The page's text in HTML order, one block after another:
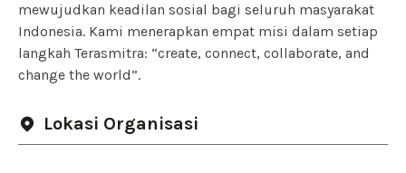
mewujudkan keadilan sosial bagi seluruh masyarakat
Indonesia. Kami menerapkan empat misi dalam setiap
langkah Terasmitra: “create, connect, collaborate, and
change the world”.
Lokasi Organisasi